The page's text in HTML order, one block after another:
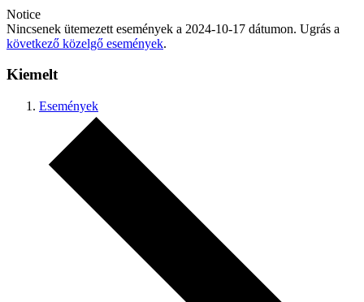
Notice
Nincsenek ütemezett események a 2024-10-17 dátumon. Ugrás a
következő közelgő események.
Kiemelt
Események